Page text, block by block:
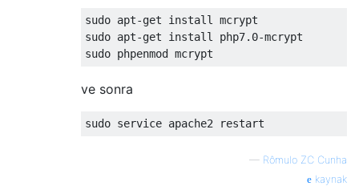
sudo apt-get install mcrypt
sudo apt-get install php7.0-mcrypt
ve sonra
— Rômulo ZC Cunha
kaynak